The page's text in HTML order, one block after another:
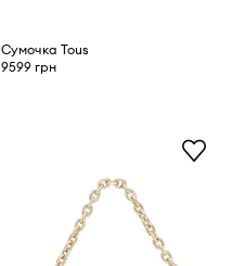
Сумочка Tous
9599 грн